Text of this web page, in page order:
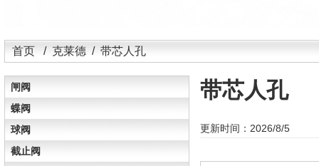
首页 / 克莱德 / 带芯人孔
闸阀
蝶阀
球阀
截止阀
带芯人孔
更新时间：2026/8/5